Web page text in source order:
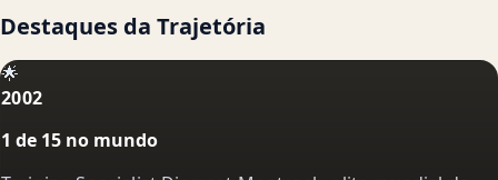
Destaques da Trajetória
🌟
2002
1 de 15 no mundo